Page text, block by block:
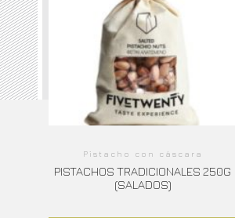
Pistacho con cáscara
PISTACHOS TRADICIONALES 250G
(SALADOS)